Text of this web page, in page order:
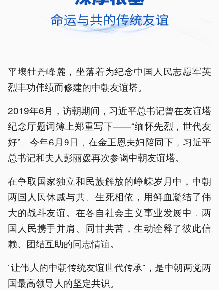
平壤牡丹峰麓，坐落着为纪念中国人民志愿军英
烈丰功伟绩而修建的中朝友谊塔。
2019年6月，访朝期间，习近平总书记曾在友谊塔
纪念厅题词簿上郑重写下——“缅怀先烈，世代友
好”。今年6月9日，在金正恩夫妇陪同下，习近平
总书记和夫人彭丽媛再次参谒中朝友谊塔。
在争取国家独立和民族解放的峥嵘岁月中，中朝
两国人民休戚与共、生死相依，用鲜血凝结了伟
大的战斗友谊。在各自社会主义事业发展中，两
国人民携手并肩、同甘共苦，生动诠释了彼此信
赖、团结互助的同志情谊。
“让伟大的中朝传统友谊世代传承”，是中朝两党两
国最高领导人的坚定共识。